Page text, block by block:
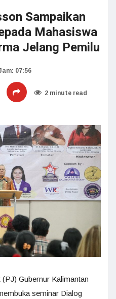
Sampaikan
Mahasiswa
Jelang Pemilu
07:56
2 minute read
Gubernur Kalimantan
seminar Dialog